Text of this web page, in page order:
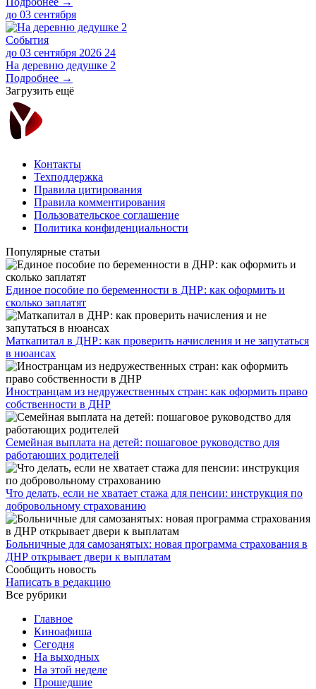
до 03 сентября
События
до 03 сентября 2026 24
На деревню дедушке 2
Подробнее →
Загрузить ещё
Контакты
Техподдержка
Правила цитирования
Правила комментирования
Пользовательское соглашение
Политика конфиденциальности
Популярные статьи
Единое пособие по беременности в ДНР: как оформить и
сколько заплатят
​Маткапитал в ДНР: как проверить начисления и не запутаться
в нюансах
Иностранцам из недружественных стран: как оформить право
собственности в ДНР
Семейная выплата на детей: пошаговое руководство для
работающих родителей
Что делать, если не хватает стажа для пенсии: инструкция по
добровольному страхованию
Больничные для самозанятых: новая программа страхования в
ДНР открывает двери к выплатам
Сообщить новость
Написать в редакцию
Все рубрики
Главное
Киноафиша
Сегодня
На выходных
На этой неделе
Прошедшие